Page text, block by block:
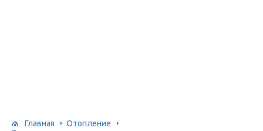
Главная
Отопление